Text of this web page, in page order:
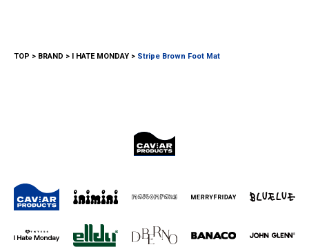
TOP BRAND I HATE MONDAY Stripe Brown Foot Mat